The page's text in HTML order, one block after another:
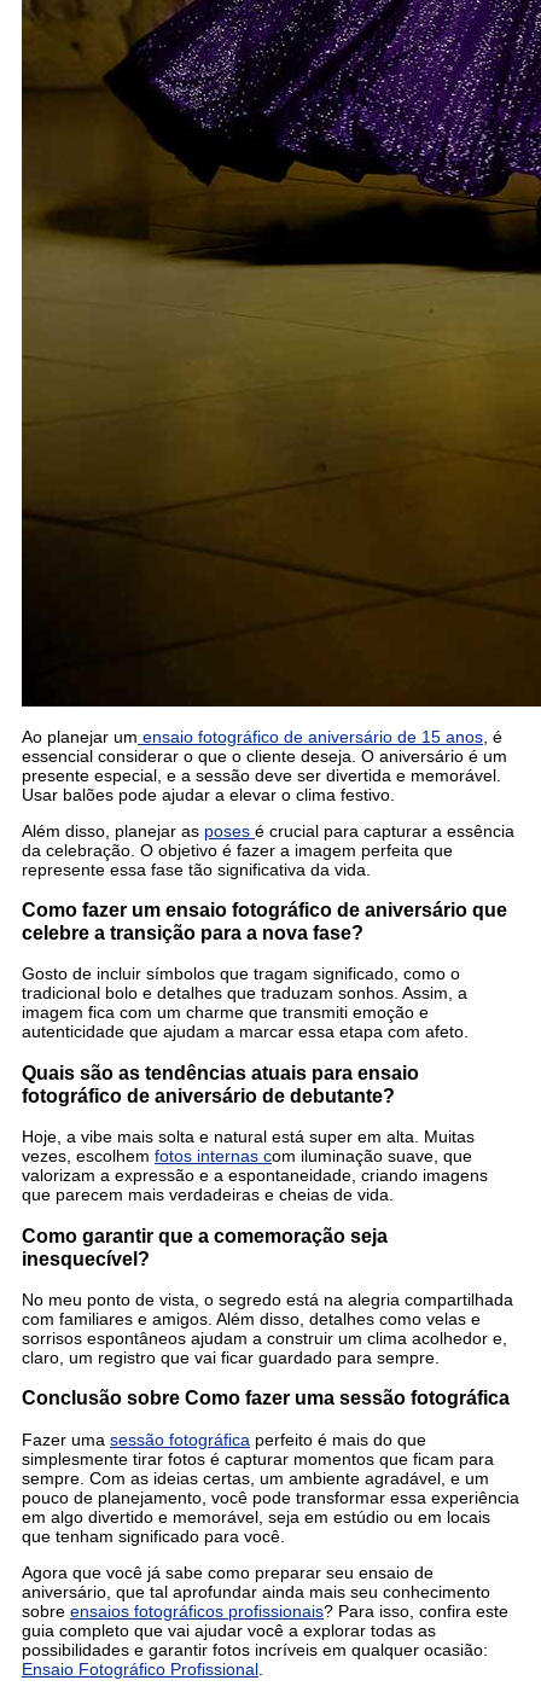
Ao planejar um ensaio fotográfico de aniversário de 15 anos , é
essencial considerar o que o cliente deseja. O aniversário é um
presente especial, e a sessão deve ser divertida e memorável.
Usar balões pode ajudar a elevar o clima festivo.
Além disso, planejar as poses é crucial para capturar a essência
da celebração. O objetivo é fazer a imagem perfeita que
represente essa fase tão significativa da vida.
Como fazer um ensaio fotográfico de aniversário que
celebre a transição para a nova fase?
Gosto de incluir símbolos que tragam significado, como o
tradicional bolo e detalhes que traduzam sonhos. Assim, a
imagem fica com um charme que transmiti emoção e
autenticidade que ajudam a marcar essa etapa com afeto.
Quais são as tendências atuais para ensaio
fotográfico de aniversário de debutante?
Hoje, a vibe mais solta e natural está super em alta. Muitas
vezes, escolhem fotos internas com iluminação suave, que
valorizam a expressão e a espontaneidade, criando imagens
que parecem mais verdadeiras e cheias de vida.
Como garantir que a comemoração seja
inesquecível?
No meu ponto de vista, o segredo está na alegria compartilhada
com familiares e amigos. Além disso, detalhes como velas e
sorrisos espontâneos ajudam a construir um clima acolhedor e,
claro, um registro que vai ficar guardado para sempre.
Conclusão sobre Como fazer uma sessão fotográfica
Fazer uma sessão fotográfica perfeito é mais do que
simplesmente tirar fotos é capturar momentos que ficam para
sempre. Com as ideias certas, um ambiente agradável, e um
pouco de planejamento, você pode transformar essa experiência
em algo divertido e memorável, seja em estúdio ou em locais
que tenham significado para você.
Agora que você já sabe como preparar seu ensaio de
aniversário, que tal aprofundar ainda mais seu conhecimento
sobre ensaios fotográficos profissionais? Para isso, confira este
guia completo que vai ajudar você a explorar todas as
possibilidades e garantir fotos incríveis em qualquer ocasião:
Ensaio Fotográfico Profissional